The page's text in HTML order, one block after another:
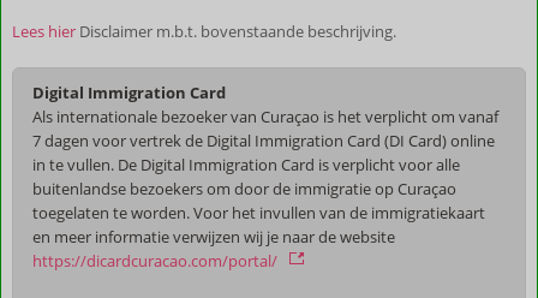
Lees hier Disclaimer m.b.t. bovenstaande beschrijving.
Digital Immigration Card
Als internationale bezoeker van Curaçao is het verplicht om vanaf
7 dagen voor vertrek de Digital Immigration Card (DI Card) online
in te vullen. De Digital Immigration Card is verplicht voor alle
buitenlandse bezoekers om door de immigratie op Curaçao
toegelaten te worden. Voor het invullen van de immigratiekaart
en meer informatie verwijzen wij je naar de website
https://dicardcuracao.com/portal/